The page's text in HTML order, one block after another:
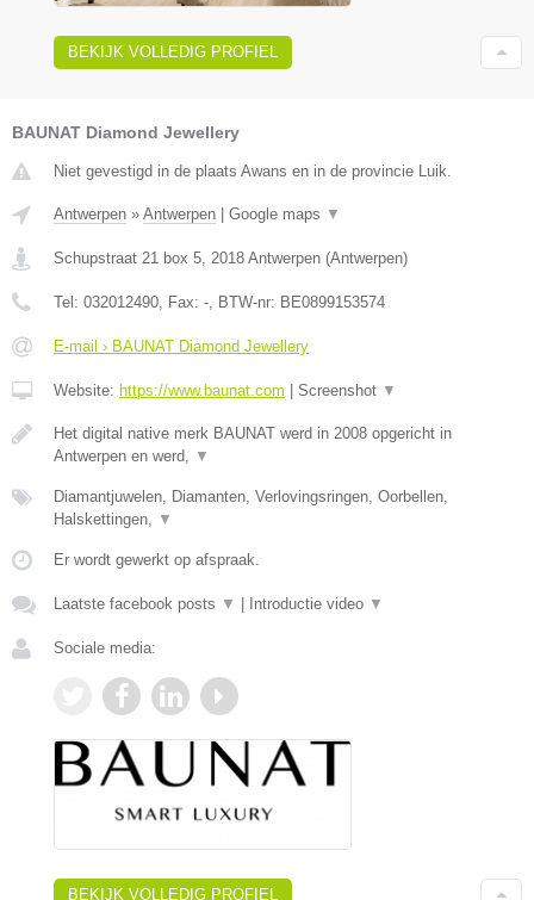
BEKIJK VOLLEDIG PROFIEL
BAUNAT Diamond Jewellery
Niet gevestigd in de plaats Awans en in de provincie Luik.
Antwerpen » Antwerpen Google maps ▼
Schupstraat 21 box 5 2018 Antwerpen (Antwerpen)
Tel: 032012490 , Fax: - , BTW-nr: BE0899153574
E-mail › BAUNAT Diamond Jewellery
Website: https://www.baunat.com Screenshot ▼
Het digital native merk BAUNAT werd in 2008 opgericht in
Antwerpen en werd,
▼
Diamantjuwelen, Diamanten, Verlovingsringen, Oorbellen,
Halskettingen,
▼
Er wordt gewerkt op afspraak.
Laatste facebook posts ▼ Introductie video ▼
Sociale media:
BEKIJK VOLLEDIG PROFIEL